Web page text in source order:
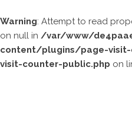
Warning: Attempt to read
on null in /var/www/
content/plugins/page-
visit-counter-public.php on